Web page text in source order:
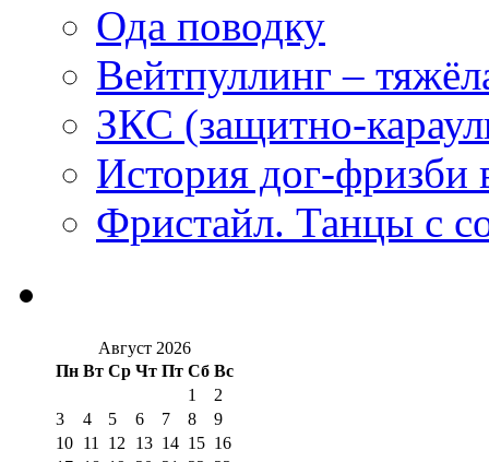
Ода поводку
Вейтпуллинг –
ЗКС (защитно-
История дог-фризби
Фристайл. Танцы с
Август 2026
Пн Вт Ср Чт Пт Сб Вс
1
2
3
4 5 6 7 8
9
10 11 12 13 14 15 16